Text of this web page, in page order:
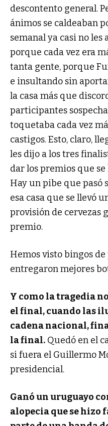
descontento general.
ánimos se caldeaban
semanal ya casi no les
porque cada vez era
tanta gente, porque
e insultando sin
la casa más que
participantes
toquetaba cada vez
castigos. Esto, claro,
les dijo a los tres
dar los premios que
Hay un pibe que pasó
esa casa que se llevó
provisión de cervezas
premio.
Hemos visto bingos
entregaron mejores
Y como la tragedia
el final, cuando las
cadena nacional,
la final. Quedó en el
si fuera el Guillermo
presidencial.
Ganó un uruguayo
alopecia que se hizo